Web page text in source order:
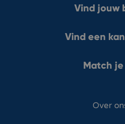
Vind jouw
Vind een
Match
Over